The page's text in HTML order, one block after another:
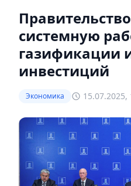
системную
газификации
инвестиций
Экономика 15.07.2025,